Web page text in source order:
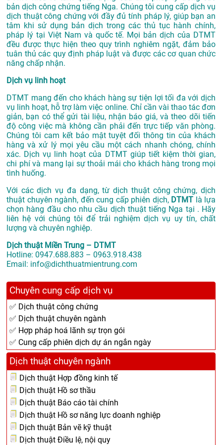
bản dịch công chứng tiếng Nga. Chúng tôi cung cấp dịch vụ
dịch thuật công chứng với đầy đủ tính pháp lý, giúp bạn an
tâm khi sử dụng bản dịch trong các thủ tục hành chính,
pháp lý tại Việt Nam và quốc tế. Mọi bản dịch của DTMT
đều được thực hiện theo quy trình nghiêm ngặt, đảm bảo
tuân thủ các quy định pháp luật và được các cơ quan chức
năng chấp nhận.
Dịch vụ linh hoạt
DTMT mang đến cho khách hàng sự tiện lợi tối đa với dịch
vụ linh hoạt, hỗ trợ làm việc online. Chỉ cần vài thao tác đơn
giản, bạn có thể gửi tài liệu, nhận báo giá, và theo dõi tiến
độ công việc mà không cần phải đến trực tiếp văn phòng.
Chúng tôi cam kết bảo mật tuyệt đối thông tin của khách
hàng và xử lý mọi yêu cầu một cách nhanh chóng, chính
xác. Dịch vụ linh hoạt của DTMT giúp tiết kiệm thời gian,
chi phí và mang lại sự thoải mái cho khách hàng trong mọi
tình huống.
Với các dịch vụ đa dạng, từ dịch thuật công chứng, dịch
thuật chuyên ngành, đến cung cấp phiên dịch, DTMT là lựa
chọn hàng đầu cho nhu cầu dịch thuật tiếng Nga tại . Hãy
liên hệ với chúng tôi để trải nghiệm dịch vụ uy tín, chất
lượng và chuyên nghiệp.
Dịch thuật Miền Trung – DTMT
Hotline: 0947.688.883 – 0963.918.438
Email: info@dichthuatmientrung.com
Chuyên cung cấp dịch vụ
✅ Dịch thuật công chứng
✅ Dịch thuật chuyên ngành
✅ Hợp pháp hoá lãnh sự trọn gói
✅ Cung cấp phiên dịch dự án ngắn ngày
Dịch thuật chuyên ngành
Dịch thuật Hợp đồng kinh tế
Dịch thuật Hồ sơ thầu
Dịch thuật Báo cáo tài chính
Dịch thuật Hồ sơ năng lực doanh nghiệp
Dịch thuật Bản vẽ kỹ thuật
Dịch thuật Điều lệ, nội quy